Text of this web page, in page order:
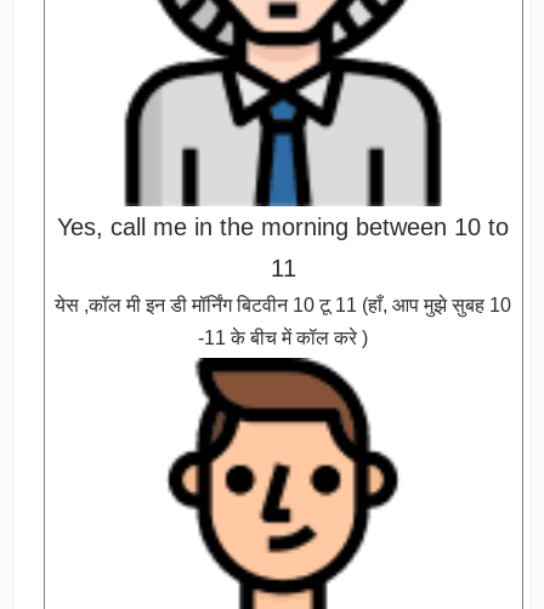
Yes, call me in the morning between 10 to
11
येस ,कॉल मी इन डी मॉर्निंग बिटवीन 10 टू 11 (हाँ, आप मुझे सुबह 10
-11 के बीच में कॉल करे )